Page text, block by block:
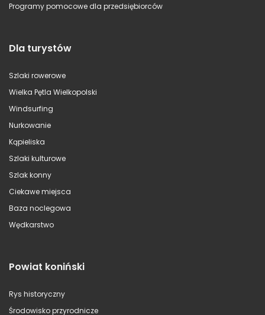
Programy pomocowe dla przedsiębiorców
Dla turystów
Szlaki rowerowe
Wielka Pętla Wielkopolski
Windsurfing
Nurkowanie
Kąpieliska
Szlaki kulturowe
Szlak konny
Ciekawe miejsca
Baza noclegowa
Wędkarstwo
Powiat koniński
Rys historyczny
Środowisko przyrodnicze